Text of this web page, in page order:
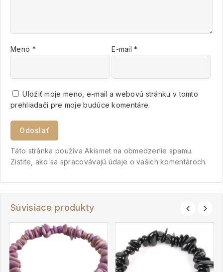
Meno * E-mail*
Uložiť moje meno, e-mail a webovú stránku v tomto
prehliadači pre moje budúce komentáre.
Táto stránka používa Akismet na obmedzenie spamu.
Zistite, ako sa spracovávajú údaje o vašich komentároch.
Súvisiace produkty